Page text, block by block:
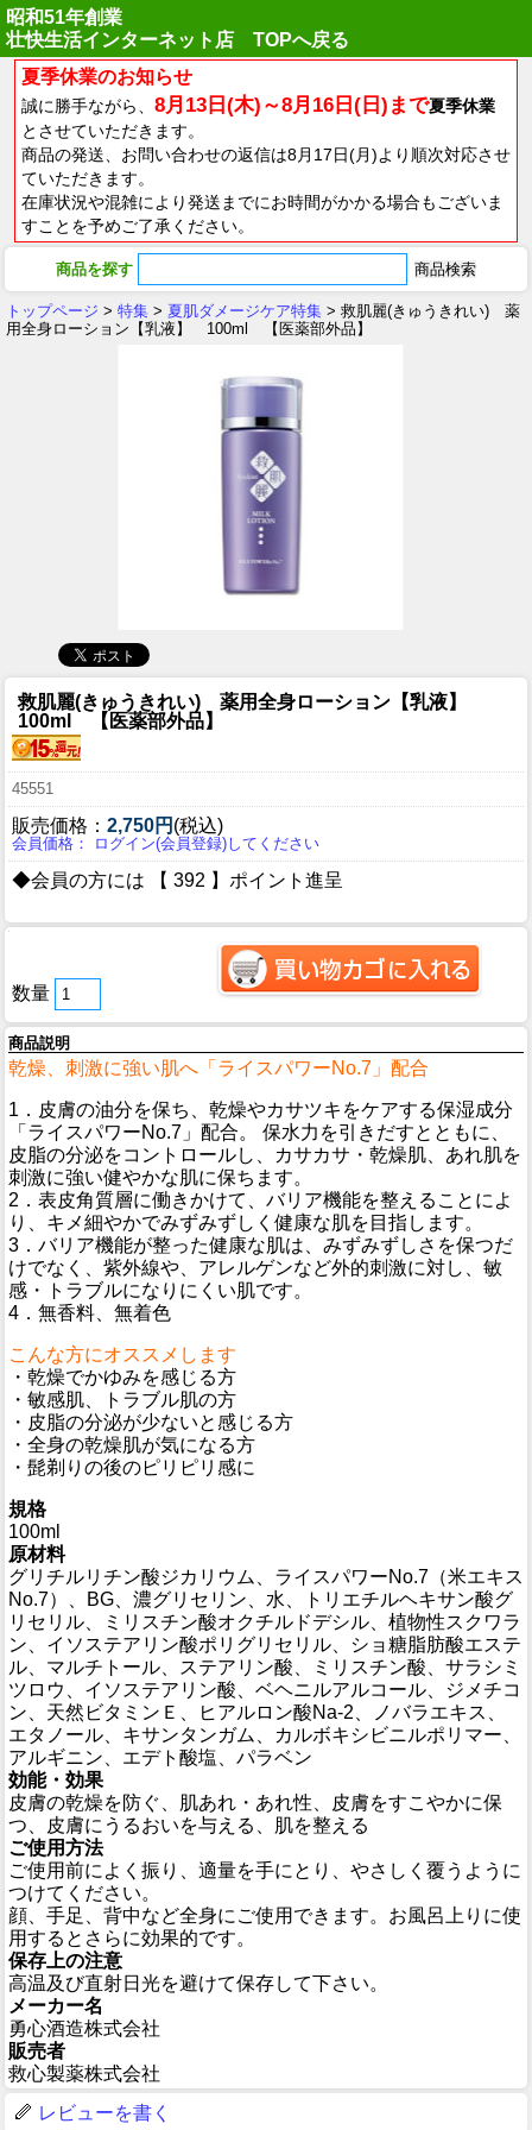
昭和51年創業
壮快生活インターネット店 TOPへ戻る
夏季休業のお知らせ
誠に勝手ながら、 8月13日(木)～8月16日(日)まで夏季休業
とさせていただきます。
商品の発送、お問い合わせの返信は8月17日(月)より順次対応させ
ていただきます。
在庫状況や混雑により発送までにお時間がかかる場合もございま
すことを予めご了承ください。
商品を探す
トップページ > 特集 > 夏肌ダメージケア特集 > 救肌麗(きゅうきれい) 薬
用全身ローション【乳液】 100ml 【医薬部外品】
救肌麗(きゅうきれい) 薬用全身ローション【乳液】
100ml 【医薬部外品】
45551
販売価格： 2,750円 (税込)
会員価格： ログイン(会員登録)してください
◆会員の方には 【 392 】ポイント進呈
数量
商品説明
乾燥、刺激に強い肌へ「ライスパワーNo.7」配合
1．皮膚の油分を保ち、乾燥やカサツキをケアする保湿成分
「ライスパワーNo.7」配合。 保水力を引きだすとともに、
皮脂の分泌をコントロールし、カサカサ・乾燥肌、あれ肌を
刺激に強い健やかな肌に保ちます。
2．表皮角質層に働きかけて、バリア機能を整えることによ
り、キメ細やかでみずみずしく健康な肌を目指します。
3．バリア機能が整った健康な肌は、みずみずしさを保つだ
けでなく、紫外線や、アレルゲンなど外的刺激に対し、敏
感・トラブルになりにくい肌です。
4．無香料、無着色
こんな方にオススメします
・乾燥でかゆみを感じる方
・敏感肌、トラブル肌の方
・皮脂の分泌が少ないと感じる方
・全身の乾燥肌が気になる方
・髭剃りの後のピリピリ感に
規格
100ml
原材料
グリチルリチン酸ジカリウム、ライスパワーNo.7（米エキス
No.7）、BG、濃グリセリン、水、トリエチルヘキサン酸グ
リセリル、ミリスチン酸オクチルドデシル、植物性スクワラ
ン、イソステアリン酸ポリグリセリル、ショ糖脂肪酸エステ
ル、マルチトール、ステアリン酸、ミリスチン酸、サラシミ
ツロウ、イソステアリン酸、ベヘニルアルコール、ジメチコ
ン、天然ビタミンＥ、ヒアルロン酸Na-2、ノバラエキス、
エタノール、キサンタンガム、カルボキシビニルポリマー、
アルギニン、エデト酸塩、パラベン
効能・効果
皮膚の乾燥を防ぐ、肌あれ・あれ性、皮膚をすこやかに保
つ、皮膚にうるおいを与える、肌を整える
ご使用方法
ご使用前によく振り、適量を手にとり、やさしく覆うように
つけてください。
顔、手足、背中など全身にご使用できます。お風呂上りに使
用するとさらに効果的です。
保存上の注意
高温及び直射日光を避けて保存して下さい。
メーカー名
勇心酒造株式会社
販売者
救心製薬株式会社
レビューを書く